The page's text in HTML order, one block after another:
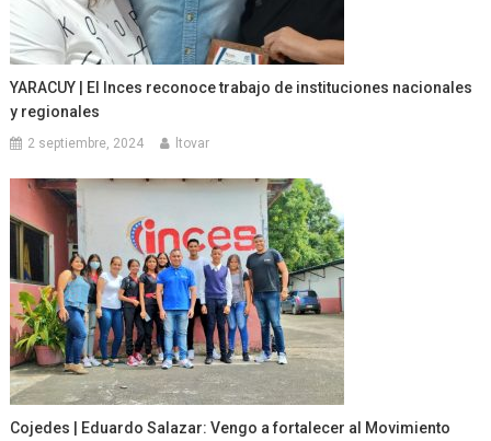
YARACUY | El Inces reconoce trabajo de instituciones nacionales
y regionales
2 septiembre, 2024 ltovar
Cojedes | Eduardo Salazar: Vengo a fortalecer al Movimiento